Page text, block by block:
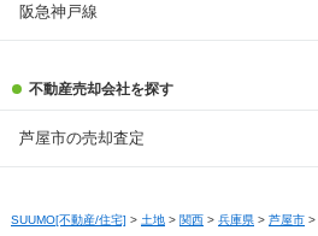
阪急神戸線
不動産売却会社を探す
芦屋市の売却査定
SUUMO[不動産/住宅] > 土地 > 関西 > 兵庫県 > 芦屋市 >